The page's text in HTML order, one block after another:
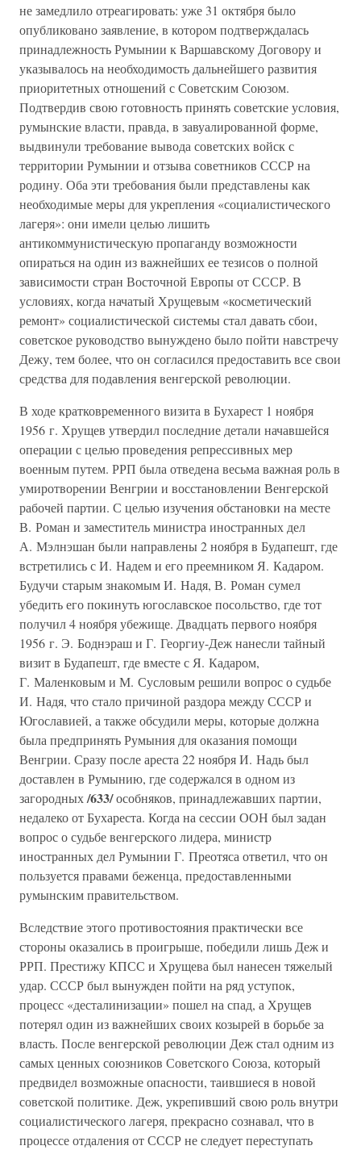
не замедлило отреагировать: уже 31 октября было
опубликовано заявление, в котором подтверждалась
принадлежность Румынии к Варшавскому Договору и
указывалось на необходимость дальнейшего развития
приоритетных отношений с Советским Союзом.
Подтвердив свою готовность принять советские условия,
румынские власти, правда, в завуалированной форме,
выдвинули требование вывода советских войск с
территории Румынии и отзыва советников СССР на
родину. Оба эти требования были представлены как
необходимые меры для укрепления «социалистического
лагеря»: они имели целью лишить
антикоммунистическую пропаганду возможности
опираться на один из важнейших ее тезисов о полной
зависимости стран Восточной Европы от СССР. В
условиях, когда начатый Хрущевым «косметический
ремонт» социалистической системы стал давать сбои,
советское руководство вынуждено было пойти навстречу
Дежу, тем более, что он согласился предоставить все свои
средства для подавления венгерской революции.
В ходе кратковременного визита в Бухарест 1 ноября
1956 г. Хрущев утвердил последние детали начавшейся
операции с целью проведения репрессивных мер
военным путем. РРП была отведена весьма важная роль в
умиротворении Венгрии и восстановлении Венгерской
рабочей партии. С целью изучения обстановки на месте
В. Роман и заместитель министра иностранных дел
А. Мэлнэшан были направлены 2 ноября в Будапешт, где
встретились с И. Надем и его преемником Я. Кадаром.
Будучи старым знакомым И. Надя, В. Роман сумел
убедить его покинуть югославское посольство, где тот
получил 4 ноября убежище. Двадцать первого ноября
1956 г. Э. Боднэраш и Г. Георгиу-Деж нанесли тайный
визит в Будапешт, где вместе с Я. Кадаром,
Г. Маленковым и М. Сусловым решили вопрос о судьбе
И. Надя, что стало причиной раздора между СССР и
Югославией, а также обсудили меры, которые должна
была предпринять Румыния для оказания помощи
Венгрии. Сразу после ареста 22 ноября И. Надь был
доставлен в Румынию, где содержался в одном из
загородных/633/особняков, принадлежавших партии,
недалеко от Бухареста. Когда на сессии ООН был задан
вопрос о судьбе венгерского лидера, министр
иностранных дел Румынии Г. Преотяса ответил, что он
пользуется правами беженца, предоставленными
румынским правительством.
Вследствие этого противостояния практически все
стороны оказались в проигрыше, победили лишь Деж и
РРП. Престижу КПСС и Хрущева был нанесен тяжелый
удар. СССР был вынужден пойти на ряд уступок,
процесс «десталинизации» пошел на спад, а Хрущев
потерял один из важнейших своих козырей в борьбе за
власть. После венгерской революции Деж стал одним из
самых ценных союзников Советского Союза, который
предвидел возможные опасности, таившиеся в новой
советской политике. Деж, укрепивший свою роль внутри
социалистического лагеря, прекрасно сознавал, что в
процессе отдаления от СССР не следует переступать